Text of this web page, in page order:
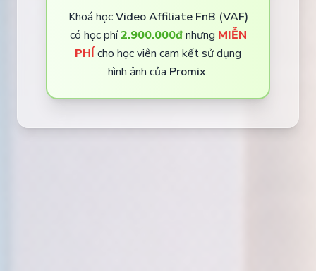
Khoá họcVideo Affiliate FnB (VAF)
có học phí 2.900.000đnhưng MIỄN
PHÍ cho học viên cam kết sử dụng
hình ảnh của Promix.